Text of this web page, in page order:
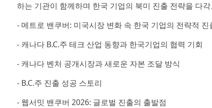
하는 기관이 함께하며 한국 기업의 북미 진출 전략을 다
- 메트로 밴쿠버: 미국시장 변화 속 한국 기업의 전략적 진
- 캐나다 B.C.주 테크 산업 동향과 한국기업의 협력 기회
- 캐나다 벤처 공개시장과 새로운 자본 조달 방식
- B.C.주 진출 성공 스토리
- 웹서밋 밴쿠버 2026: 글로벌 진출의 출발점